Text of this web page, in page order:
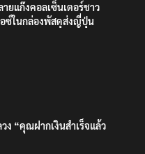
ยแก๊งคอลเซ็นเตอร์ชาว
อซ์ในกล่องพัสดุส่งญี่ปุ่น
ง “คุณฝากเงินสำเร็จแล้ว